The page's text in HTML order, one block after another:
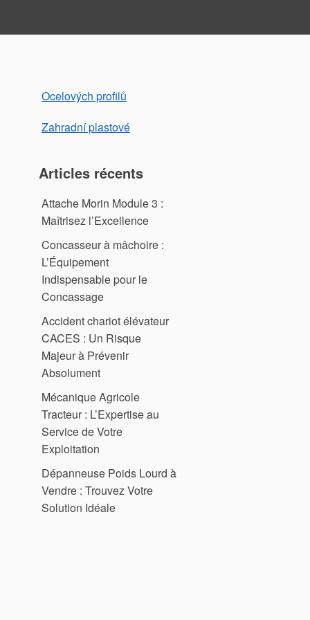
Ocelových profilů
Zahradní plastové
Articles récents
Attache Morin Module 3 :
Maîtrisez l’Excellence
Concasseur à mâchoire :
L’Équipement
Indispensable pour le
Concassage
Accident chariot élévateur
CACES : Un Risque
Majeur à Prévenir
Absolument
Mécanique Agricole
Tracteur : L’Expertise au
Service de Votre
Exploitation
Dépanneuse Poids Lourd à
Vendre : Trouvez Votre
Solution Idéale